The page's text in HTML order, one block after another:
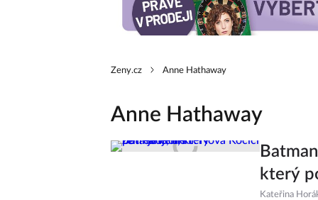
Zeny.cz Anne Hathaway
Anne Hathaway
který
Kateřina